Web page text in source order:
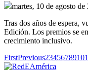
martes, 10 de agosto de
Tras dos años de espera,
Edición. Los premios se
crecimiento inclusivo.
FirstPrevious2345678910